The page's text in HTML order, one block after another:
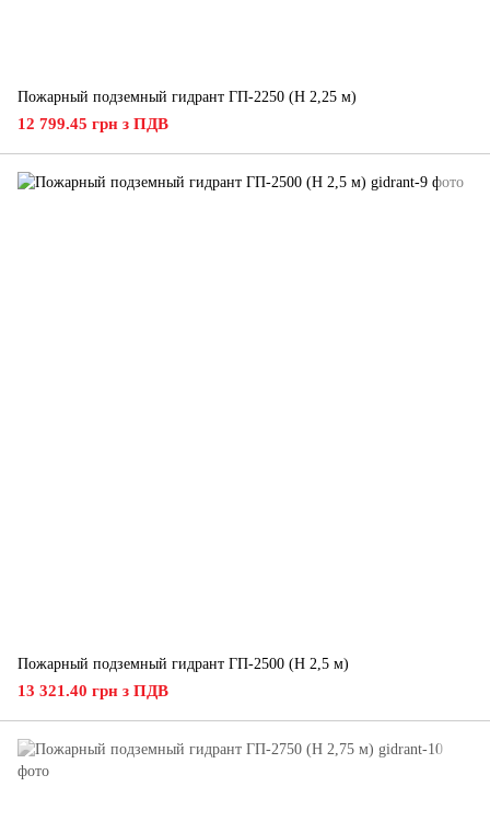
Пожарный подземный гидрант ГП-2250 (H 2,25 м)
12 799.45 грн з ПДВ
Пожарный подземный гидрант ГП-2500 (H 2,5 м)
13 321.40 грн з ПДВ